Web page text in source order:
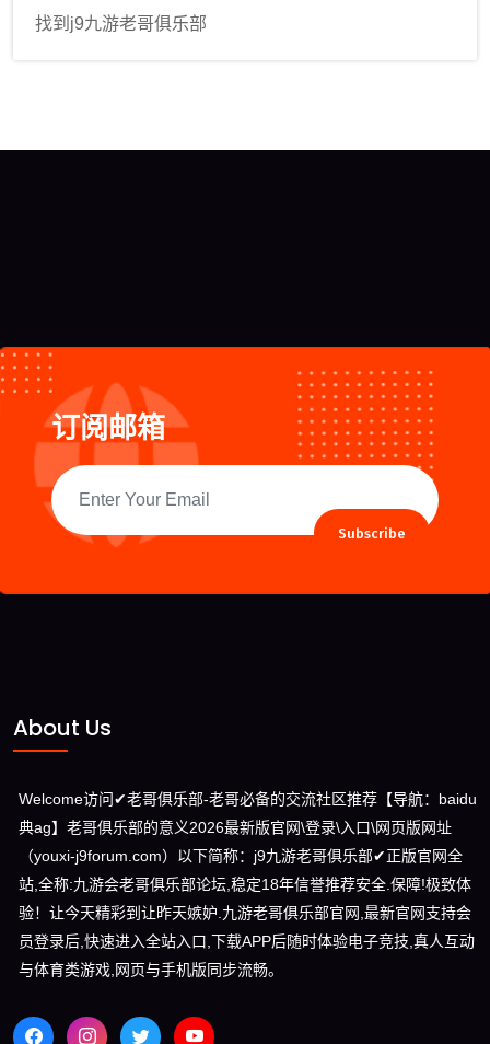
找到j9九游老哥俱乐部
订阅邮箱
Subscribe
About Us
Welcome访问✔老哥俱乐部-老哥必备的交流社区推荐【导航：baidu
典ag】老哥俱乐部的意义2026最新版官网\登录\入口\网页版网址
（youxi-j9forum.com）以下简称：j9九游老哥俱乐部✔正版官网全
站,全称:九游会老哥俱乐部论坛,稳定18年信誉推荐安全.保障!极致体
验！让今天精彩到让昨天嫉妒.九游老哥俱乐部官网,最新官网支持会
员登录后,快速进入全站入口,下载APP后随时体验电子竞技,真人互动
与体育类游戏,网页与手机版同步流畅。